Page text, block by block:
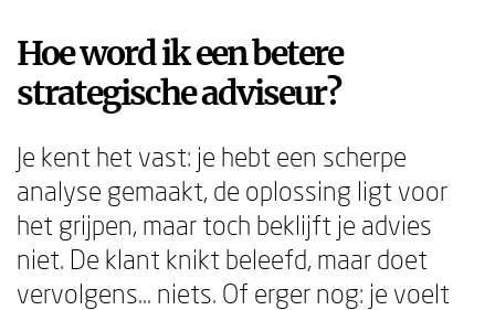
Hoe word ik een betere
strategische adviseur?
Je kent het vast: je hebt een scherpe
analyse gemaakt, de oplossing ligt voor
het grijpen, maar toch beklijft je advies
niet. De klant knikt beleefd, maar doet
vervolgens... niets. Of erger nog: je voelt